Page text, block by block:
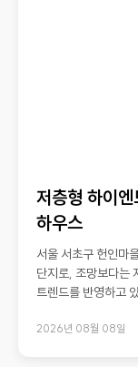
저층형 하이
하우스
서울 서초구 헌인마
단지로, 조망보다는
트렌드를 반영하고
2026년 08월 08일